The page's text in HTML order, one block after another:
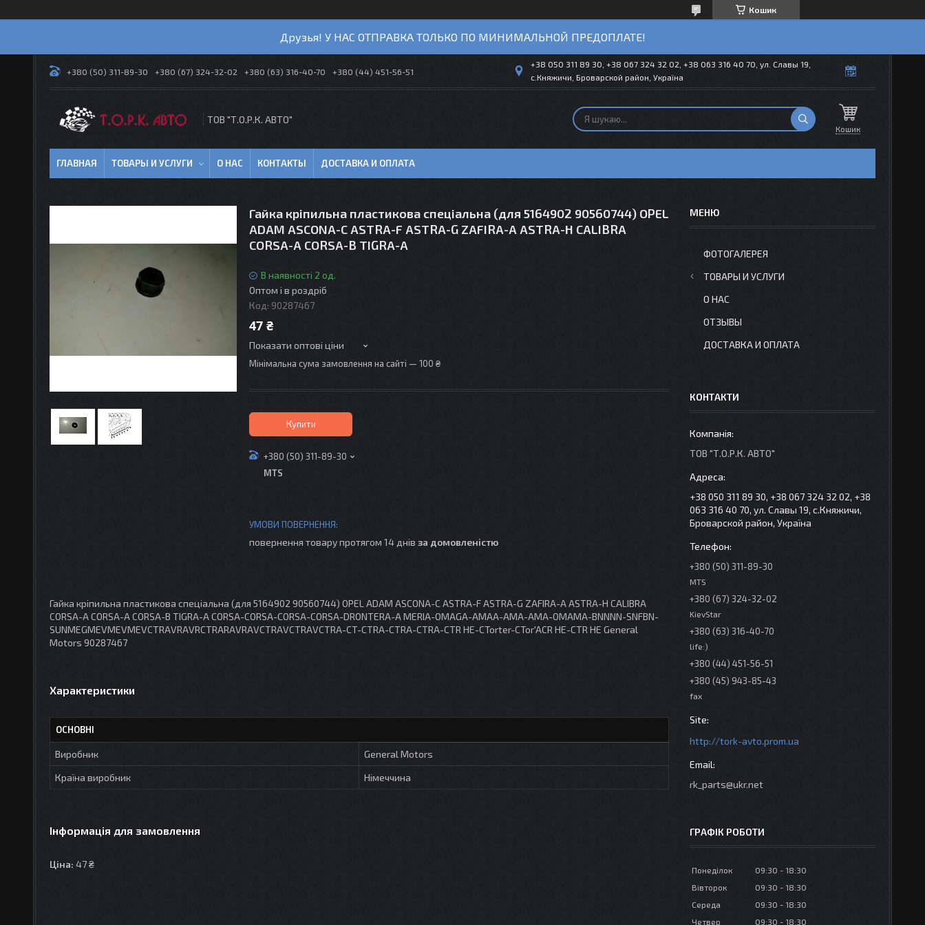
Кошик
Друзья! У НАС ОТПРАВКА ТОЛЬКО ПО МИНИМАЛЬНОЙ ПРЕДОПЛАТЕ!
+380 (50) 311-89-30 +380 (67) 324-32-02 +380 (63) 316-40-70 +380 (44) 451-56-51
+38 050 311 89 30, +38 067 324 32 02, +38 063 316 40 70, ул. Славы 19,
с.Княжичи, Броварской район, Україна
ТОВ "Т.О.Р.К. АВТО"
Кошик
ГЛАВНАЯ ТОВАРЫ И УСЛУГИ О НАС КОНТАКТЫ ДОСТАВКА И ОПЛАТА
Гайка кріпильна пластикова спеціальна (для 5164902 90560744) OPEL
ADAM ASCONA-C ASTRA-F ASTRA-G ZAFIRA-A ASTRA-H CALIBRA
CORSA-A CORSA-B TIGRA-A
В наявності 2 од.
Оптом і в роздріб
Код: 90287467
47 ₴
Показати оптові ціни
Мінімальна сума замовлення на сайті — 100 ₴
Купити
+380 (50) 311-89-30
MTS
повернення товару протягом 14 днів за домовленістю
Гайка кріпильна пластикова спеціальна (для 5164902 90560744) OPEL ADAM ASCONA-C ASTRA-F ASTRA-G ZAFIRA-A ASTRA-H CALIBRA
CORSA-A CORSA-A CORSA-B TIGRA-A CORSA-CORSA-CORSA-CORSA-DRONTERA-A MERIA-OMAGA-AMAA-AMA-AMA-OMAMA-BNNNN-SNFBN-
SUNMEGMEVMEVMEVCTRAVRAVRCTRARAVRAVCTRAVCTRAVCTRA-CT-CTRA-CTRA-CTRA-CTR HE-CTorter-CTor'ACR HE-CTR HE General
Motors 90287467
Характеристики
ОСНОВНІ
Виробник
General Motors
Країна виробник
Німеччина
Інформація для замовлення
Ціна: 47 ₴
ФОТОГАЛЕРЕЯ
ТОВАРЫ И УСЛУГИ
О НАС
ОТЗЫВЫ
ДОСТАВКА И ОПЛАТА
КОНТАКТИ
ТОВ "Т.О.Р.К. АВТО"
+38 050 311 89 30, +38 067 324 32 02, +38
063 316 40 70, ул. Славы 19, с.Княжичи,
Броварской район, Україна
+380 (50) 311-89-30
MTS
+380 (67) 324-32-02
KievStar
+380 (63) 316-40-70
life:)
+380 (44) 451-56-51
+380 (45) 943-85-43
fax
http://tork-avto.prom.ua
rk_parts@ukr.net
ГРАФІК РОБОТИ
Понеділок 09:30
18:30
Вівторок
09:30
18:30
Середа
09:30
18:30
Четвер
09:30 18:30